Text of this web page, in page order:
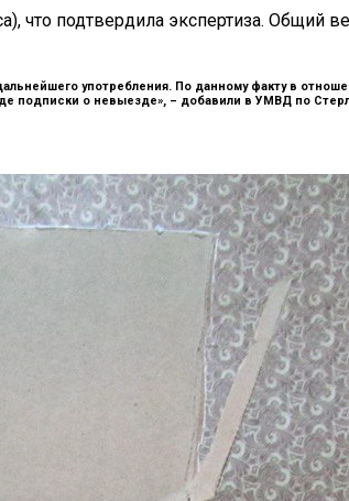
что подтвердила экспертиза. Общий
употребления. По данному факту в
подписки о невыезде», – добавили в УМВД по